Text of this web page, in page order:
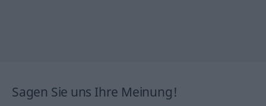
Sagen Sie uns Ihre Meinung!